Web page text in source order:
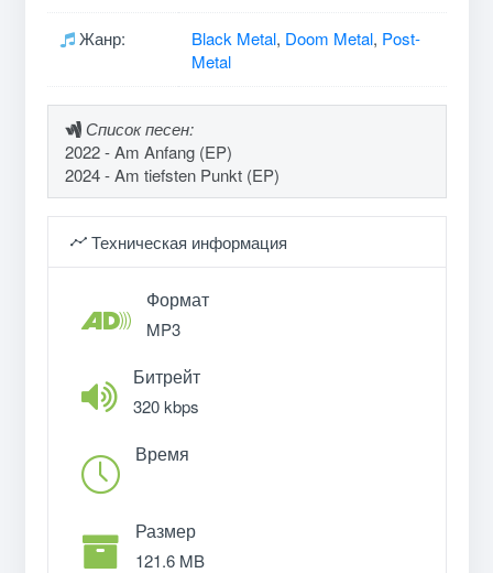
Жанр: Black Metal, Doom Metal, Post-
Metal
Список песен:
2022 - Am Anfang (EP)
2024 - Am tiefsten Punkt (EP)
Техническая информация
Формат
MP3
Битрейт
320 kbps
Время
Размер
121.6 MB